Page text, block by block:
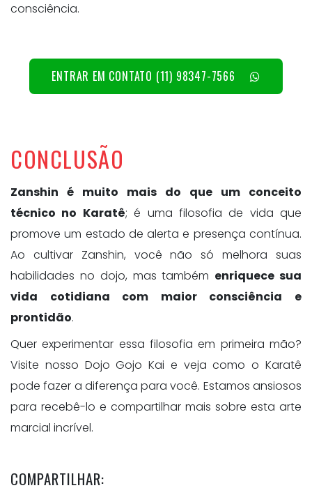
consciência.
ENTRAR EM CONTATO (11) 98347-7566
CONCLUSÃO
Zanshin é muito mais do que um conceito
técnico no Karatê; é uma filosofia de vida que
promove um estado de alerta e presença contínua.
Ao cultivar Zanshin, você não só melhora suas
habilidades no dojo, mas também enriquece sua
vida cotidiana com maior consciência e
prontidão.
Quer experimentar essa filosofia em primeira mão?
Visite nosso Dojo Gojo Kai e veja como o Karatê
pode fazer a diferença para você. Estamos ansiosos
para recebê-lo e compartilhar mais sobre esta arte
marcial incrível.
COMPARTILHAR: